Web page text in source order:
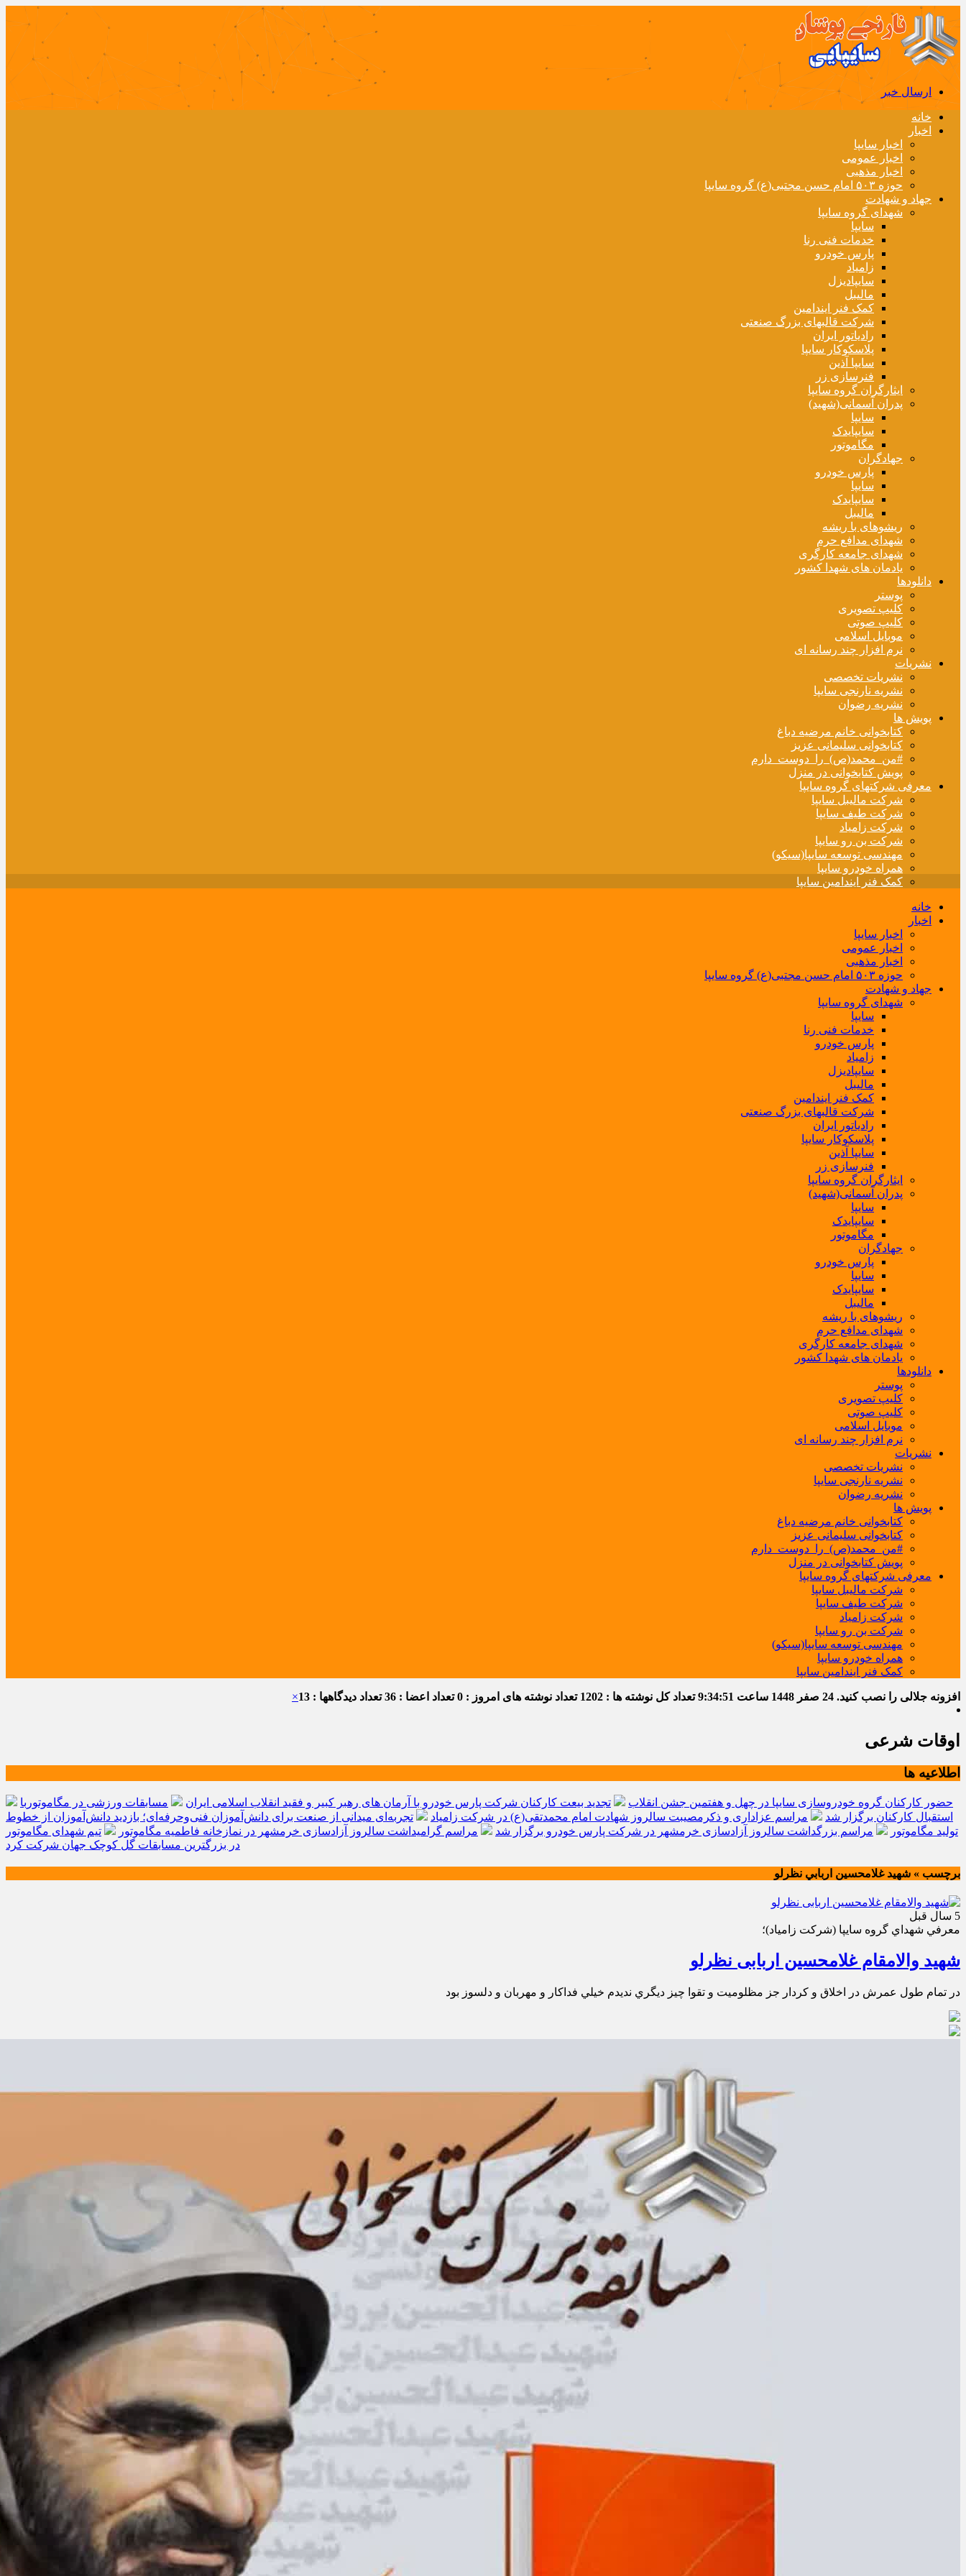
ارسال خبر
خانه
اخبار
اخبار سایپا
اخبار عمومی
اخبار مذهبی
حوزه ۵۰۳ امام حسن مجتبی(ع) گروه سایپا
جهاد و شهادت
شهدای گروه سایپا
سایپا
خدمات فنی رنا
پارس خودرو
زامیاد
سایپادیزل
مالیبل
کمک فنر ایندامین
شرکت قالبهای بزرگ صنعتی
رادیاتور ایران
پلاسکوکار سایپا
سایپا آذین
فنرسازی زر
ایثارگران گروه سایپا
پدران آسمانی(شهید)
سایپا
سایپایدک
مگاموتور
جهادگران
پارس خودرو
سایپا
سایپایدک
مالیبل
ریشوهای با ریشه
شهدای مدافع حرم
شهدای جامعه کارگری
یادمان های شهدا کشور
دانلودها
پوستر
کلیپ تصویری
کلیپ صوتی
موبایل اسلامی
نرم افزار چند رسانه ای
نشریات
نشریات تخصصی
نشریه نارنجی سایپا
نشریه رضوان
پویش ها
کتابخوانی خانم مرضیه دباغ
کتابخوانی سلیمانی عزیز
#من_محمد(ص)_را_دوست_دارم
پویش کتابخوانی در منزل
معرفی شرکتهای گروه سایپا
شرکت مالیبل سایپا
شرکت طیف سایپا
شرکت زامیاد
شرکت بن رو سایپا
مهندسی توسعه سایپا(سیکو)
همراه خودرو سایپا
کمک فنر ایندامین سایپا
خانه
اخبار
اخبار سایپا
اخبار عمومی
اخبار مذهبی
حوزه ۵۰۳ امام حسن مجتبی(ع) گروه سایپا
جهاد و شهادت
شهدای گروه سایپا
سایپا
خدمات فنی رنا
پارس خودرو
زامیاد
سایپادیزل
مالیبل
کمک فنر ایندامین
شرکت قالبهای بزرگ صنعتی
رادیاتور ایران
پلاسکوکار سایپا
سایپا آذین
فنرسازی زر
ایثارگران گروه سایپا
پدران آسمانی(شهید)
سایپا
سایپایدک
مگاموتور
جهادگران
پارس خودرو
سایپا
سایپایدک
مالیبل
ریشوهای با ریشه
شهدای مدافع حرم
شهدای جامعه کارگری
یادمان های شهدا کشور
دانلودها
پوستر
کلیپ تصویری
کلیپ صوتی
موبایل اسلامی
نرم افزار چند رسانه ای
نشریات
نشریات تخصصی
نشریه نارنجی سایپا
نشریه رضوان
پویش ها
کتابخوانی خانم مرضیه دباغ
کتابخوانی سلیمانی عزیز
#من_محمد(ص)_را_دوست_دارم
پویش کتابخوانی در منزل
معرفی شرکتهای گروه سایپا
شرکت مالیبل سایپا
شرکت طیف سایپا
شرکت زامیاد
شرکت بن رو سایپا
مهندسی توسعه سایپا(سیکو)
همراه خودرو سایپا
کمک فنر ایندامین سایپا
افزونه جلالی را نصب کنید. 24 صفر 1448 ساعت 9:34:52تعداد کل نوشته ها : 1202 تعداد نوشته های امروز : 0 تعداد اعضا : 36 تعداد دیدگاهها : 13 ×
اوقات شرعی
اطلاعیه ها
حضور کارکنان گروه خودروسازی سایپا در چهل و هفتمین جشن انقلاب تجدید بیعت کارکنان شرکت پارس خودرو با آرمان های رهبر کبیر و فقید انقلاب اسلامی ایران
مسابقات ورزشی در مگاموتوربا
استقبال کارکنان برگزار شد
مراسم عزاداری و ذکرمصیبت سالروز شهادت امام محمدتقی(ع) در شرکت زامیاد
تجربه‌ای میدانی از صنعت برای دانش‌آموزان فنی‌وحرفه‌ای؛ بازدید دانش‌آموزان از خطوط
تولید مگاموتور
مراسم بزرگداشت سالروز آزادسازی خرمشهر در شرکت پارس خودرو برگزار شد مراسم گرامیداشت سالروز آزادسازی خرمشهر در نمازخانه فاطمیه مگاموتور
تیم شهدای مگاموتور
در بزرگترین مسابقات گل کوچک جهان شرکت کرد
برچسب » شهيد غلامحسين اربابي نظرلو
5 سال قبل
معرفي شهداي گروه سايپا (شركت زامياد)؛
شهید والامقام غلامحسین اربابی نظرلو
در تمام طول عمرش در اخلاق و كردار جز مظلوميت و تقوا چيز ديگري نديدم خيلي فداكار و مهربان و دلسوز بود